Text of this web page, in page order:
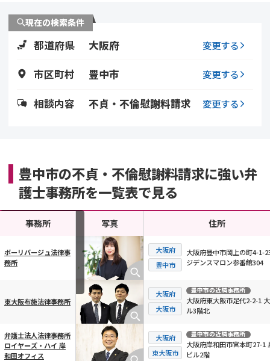
離婚の相談先
その他の男女問題
現在の検索条件
都道府県 大阪府 変更する
市区町村 豊中市 変更する
相談内容 不貞・不倫慰謝料請求 変更する
豊中市の不貞・不倫慰謝料請求に強い弁
護士事務所を一覧表で見る
横スクロール可能
事務所 写真 住所
ボーリバージュ法律事
務所
大阪府
豊中市
大阪府豊中市岡上の町4-1-
ジデンスマロン参番館304
東大阪布施法律事務所
大阪府
大阪市
豊中市の近隣事務所
大阪府東大阪市足代2-2-1
ル3階北
弁護士法人法律事務所
ロイヤーズ・ハイ 岸
和田オフィス
大阪府
東大阪市
豊中市の近隣事務所
大阪府岸和田市宮本町27-1
ビル2階